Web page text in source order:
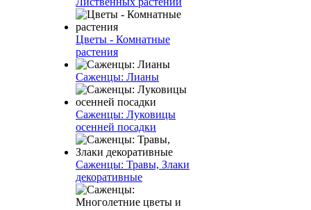
Цветы - Комнатные
растения
Саженцы: Лианы
Саженцы: Луковицы
осенней посадки
Саженцы: Травы, Злаки
декоративные